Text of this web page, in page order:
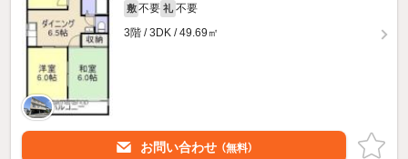
敷 不要 礼 不要
3階 / 3DK / 49.69㎡
お問い合わせ （無料）